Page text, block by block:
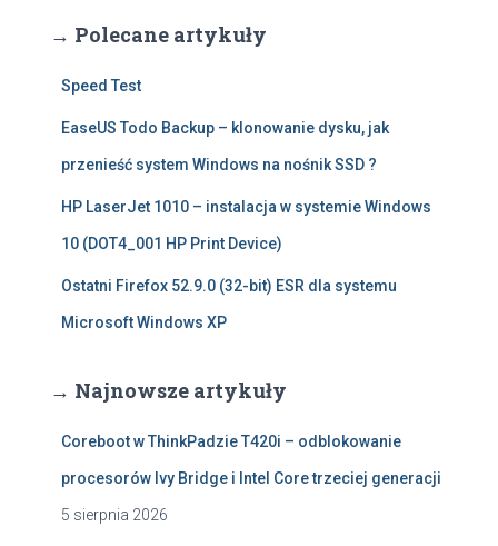
→ Polecane artykuły
Speed Test
EaseUS Todo Backup – klonowanie dysku, jak
przenieść system Windows na nośnik SSD ?
HP LaserJet 1010 – instalacja w systemie Windows
10 (DOT4_001 HP Print Device)
Ostatni Firefox 52.9.0 (32-bit) ESR dla systemu
Microsoft Windows XP
→ Najnowsze artykuły
Coreboot w ThinkPadzie T420i – odblokowanie
procesorów Ivy Bridge i Intel Core trzeciej generacji
5 sierpnia 2026